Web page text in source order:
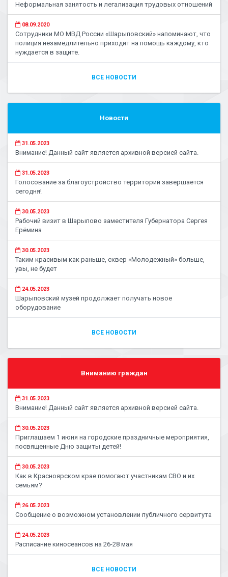
Неформальная занятость и легализация трудовых отношений
08.09.2020
Сотрудники МО МВД России «Шарыповский» напоминают, что
полиция незамедлительно приходит на помощь каждому, кто
нуждается в защите.
ВСЕ НОВОСТИ
Новости
31.05.2023
Внимание! Данный сайт является архивной версией сайта.
31.05.2023
Голосование за благоустройство территорий завершается
сегодня!
30.05.2023
Рабочий визит в Шарыпово заместителя Губернатора Сергея
Ерёмина
30.05.2023
Таким красивым как раньше, сквер «Молодежный» больше,
увы, не будет
24.05.2023
Шарыповский музей продолжает получать новое
оборудование
ВСЕ НОВОСТИ
Вниманию граждан
31.05.2023
Внимание! Данный сайт является архивной версией сайта.
30.05.2023
Приглашаем 1 июня на городские праздничные мероприятия,
посвященные Дню защиты детей!
30.05.2023
Как в Красноярском крае помогают участникам СВО и их
семьям?
26.05.2023
Сообщение о возможном установлении публичного сервитута
24.05.2023
Расписание киносеансов на 26-28 мая
ВСЕ НОВОСТИ